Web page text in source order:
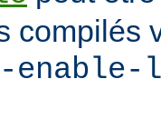
compilés